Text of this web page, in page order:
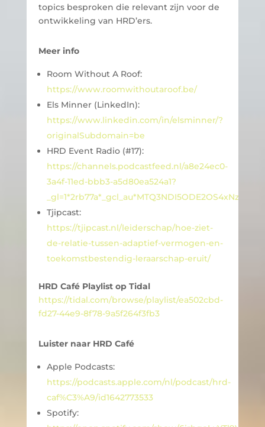
topics besproken die relevant zijn voor de
ontwikkeling van HRD’ers.
Meer info
Room Without A Roof:
https://www.roomwithoutaroof.be/
Els Minner (LinkedIn):
https://www.linkedin.com/in/elsminner/?
originalSubdomain=be
HRD Event Radio (#17):
https://channels.podcastfeed.nl/a8e24ec0-
3a4f-11ed-bbb3-a5d80ea524a1?
Tjipcast:
https://tjipcast.nl/leiderschap/hoe-ziet-
de-relatie-tussen-adaptief-vermogen-en-
toekomstbestendig-leraarschap-eruit/
HRD Café Playlist op Tidal
https://tidal.com/browse/playlist/ea502cbd-
fd27-44e9-8f78-9a5f264f3fb3
Luister naar HRD Café
Apple Podcasts:
https://podcasts.apple.com/nl/podcast/hrd-
caf%C3%A9/id1642773533
Spotify: